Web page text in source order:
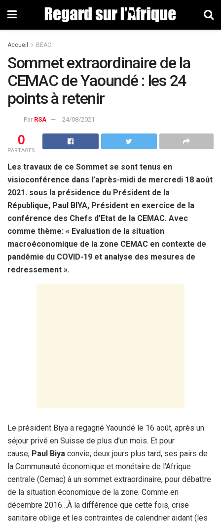
Accueil BEAC
Sommet extraordinaire de la
CEMAC de Yaoundé : les 24
points à retenir
Par RSA 24/08/2021
0
PARTAGES
Les travaux de ce Sommet se sont tenus en
visioconférence dans l’après-midi de mercredi 18 août
2021. sous la présidence du Président de la
République, Paul BIYA, Président en exercice de la
conférence des Chefs d’Etat de la CEMAC. Avec
comme thème: « Evaluation de la situation
macroéconomique de la zone CEMAC en contexte de
pandémie du COVID-19 et analyse des mesures de
redressement ».
Le président Biya a regagné Yaoundé le 16 août, après un
séjour privé en Suisse de plus d’un mois. Et pour
cause, Paul Biya convie, deux jours plus tard, ses pairs de
la Communauté économique et monétaire de l’Afrique
centrale (Cemac) à un sommet extraordinaire, pour débattre
de la situation économique de la zone. Comme en
décembre 2016…À la différence que cette fois, crise
sanitaire oblige et les contraintes de calendrier aidant (les